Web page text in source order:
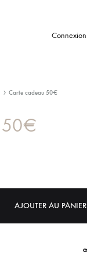
Connexion
Carte cadeau 50€
50€
AJOUTER AU PANIER